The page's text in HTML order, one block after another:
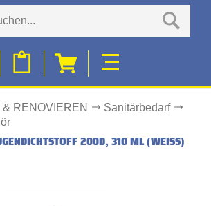
& RENOVIEREN
Sanitärbedarf
200D, 310 ML (WEISS)